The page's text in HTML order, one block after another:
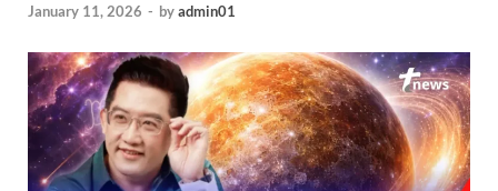
January 11, 2026 - byadmin01